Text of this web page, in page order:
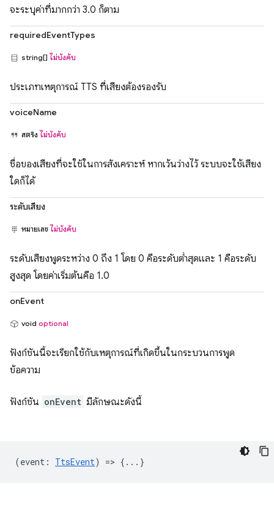
จะระบุค่าที่มากกว่า 3.0 ก็ตาม
requiredEventTypes
string[] ไม่บังคับ
ประเภทเหตุการณ์ TTS ที่เสียงต้องรองรับ
voiceName
สตริง ไม่บังคับ
ชื่อของเสียงที่จะใช้ในการสังเคราะห์ หากเว้นว่างไว้ ระบบจะใช้เสียง
ใดก็ได้
ระดับเสียง
หมายเลข ไม่บังคับ
ระดับเสียงพูดระหว่าง 0 ถึง 1 โดย 0 คือระดับต่ำสุดและ 1 คือระดับ
สูงสุด โดยค่าเริ่มต้นคือ 1.0
onEvent
void optional
ฟังก์ชันนี้จะเรียกใช้กับเหตุการณ์ที่เกิดขึ้นในกระบวนการพูด
ข้อความ
ฟังก์ชัน onEvent มีลักษณะดังนี้
(event : TtsEvent) => {...}